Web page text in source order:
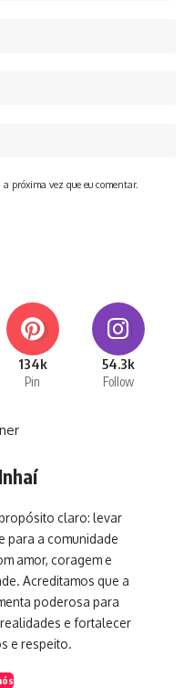
próxima vez que eu comentar.
134k
Pin
54.3k
Follow
claro: levar
para a comunidade
amor, coragem e
Acreditamos que a
poderosa para
e fortalecer
e respeito.